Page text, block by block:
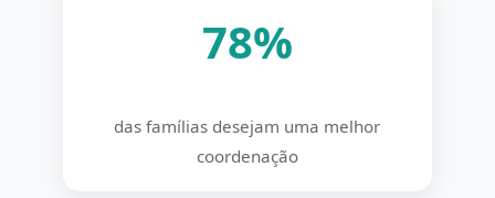
78%
das famílias desejam uma melhor
coordenação